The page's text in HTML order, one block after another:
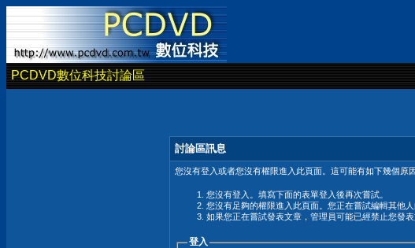
PCDVD數位科技討論區
討論區訊息
您沒有登入或者您沒有權限進入此頁面。這可能有如下幾個原
您沒有登入。填寫下面的表單登入後再次嘗試。
您沒有足夠的權限進入此頁面。您正在嘗試編輯其他
如果您正在嘗試發表文章，管理員可能已經禁止您發
登入